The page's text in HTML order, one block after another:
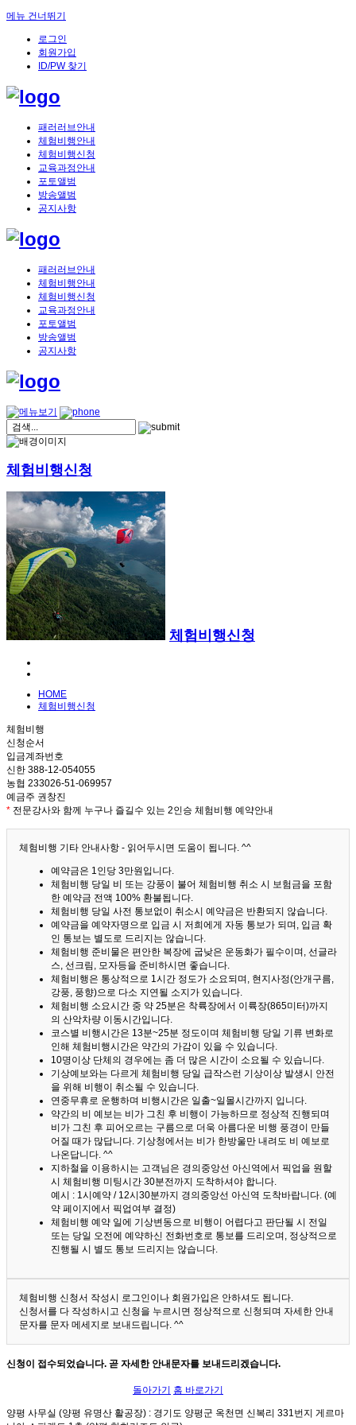
메뉴 건너뛰기
로그인
회원가입
ID/PW 찾기
패러러브안내
체험비행안내
체험비행신청
교육과정안내
포토앨범
방송앨범
공지사항
패러러브안내
체험비행안내
체험비행신청
교육과정안내
포토앨범
방송앨범
공지사항
체험비행신청
체험비행신청
HOME
체험비행신청
체험비행
신청순서
입금계좌번호
신한 388-12-054055
농협 233026-51-069957
예금주 권창진
* 전문강사와 함께 누구나 즐길수 있는 2인승 체험비행 예약안내
체험비행 기타 안내사항 - 읽어두시면 도움이 됩니다. ^^
예약금은 1인당 3만원입니다.
체험비행 당일 비 또는 강풍이 불어 체험비행 취소 시 보험금을 포함
한 예약금 전액 100% 환불됩니다.
체험비행 당일 사전 통보없이 취소시 예약금은 반환되지 않습니다.
예약금을 예약자명으로 입금 시 저희에게 자동 통보가 되며, 입금 확
인 통보는 별도로 드리지는 않습니다.
체험비행 준비물은 편안한 복장에 굽낮은 운동화가 필수이며, 선글라
스, 선크림, 모자등을 준비하시면 좋습니다.
체험비행은 통상적으로 1시간 정도가 소요되며, 현지사정(안개구름,
강풍, 풍향)으로 다소 지연될 소지가 있습니다.
체험비행 소요시간 중 약 25분은 착륙장에서 이륙장(865미터)까지
의 산악차량 이동시간입니다.
코스별 비행시간은 13분~25분 정도이며 체험비행 당일 기류 변화로
인해 체험비행시간은 약간의 가감이 있을 수 있습니다.
10명이상 단체의 경우에는 좀 더 많은 시간이 소요될 수 있습니다.
기상예보와는 다르게 체험비행 당일 급작스런 기상이상 발생시 안전
을 위해 비행이 취소될 수 있습니다.
연중무휴로 운행하며 비행시간은 일출~일몰시간까지 입니다.
약간의 비 예보는 비가 그친 후 비행이 가능하므로 정상적 진행되며
비가 그친 후 피어오르는 구름으로 더욱 아름다운 비행 풍경이 만들
어질 때가 많답니다. 기상청에서는 비가 한방울만 내려도 비 예보로
나온답니다. ^^
지하철을 이용하시는 고객님은 경의중앙선 아신역에서 픽업을 원할
시 체험비행 미팅시간 30분전까지 도착하셔야 합니다.
예시 : 1시예약 / 12시30분까지 경의중앙선 아신역 도착바랍니다. (예
약 페이지에서 픽업여부 결정)
체험비행 예약 일에 기상변동으로 비행이 어렵다고 판단될 시 전일
또는 당일 오전에 예약하신 전화번호로 통보를 드리오며, 정상적으로
진행될 시 별도 통보 드리지는 않습니다.
체험비행 신청서 작성시 로그인이나 회원가입은 안하셔도 됩니다.
신청서를 다 작성하시고 신청을 누르시면 정상적으로 신청되며 자세한 안내
문자를 문자 메세지로 보내드립니다. ^^
신청이 접수되었습니다. 곧 자세한 안내문자를 보내드리겠습니다.
돌아가기 홈 바로가기
양평 사무실 (양평 유명산 활공장) : 경기도 양평군 옥천면 신복리 331번지 게르마